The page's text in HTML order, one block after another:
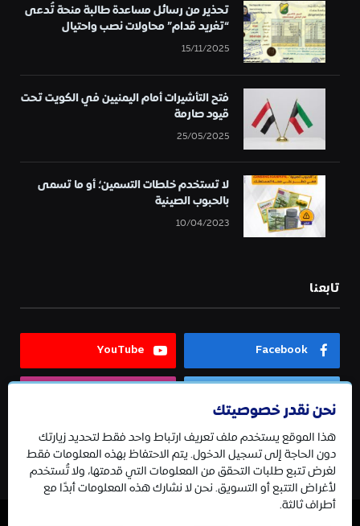
تحذير من رسائل مساعدة طالبة منحة تُدعى
“تغريد قدام” محاولات نصب واحتيال
15/11/2025
فتح التأشيرات أمام اليمنيين في الكويت تحت
قيود صارمة
25/05/2025
لا تستخدم خلطات التسمين؛ أو ما تسمى
بالحبوب الصينية
10/04/2023
تابعنا
Facebook
YouTube
Telegram
نحن نقدر خصوصيتك
هذا الموقع يستخدم ملف تعريف ارتباط واحد فقط لتحديد زيارتك
دون الحاجة إلى تسجيل الدخول. يتم الاحتفاظ بهذه المعلومات فقط
لغرض تتبع طلبات التحقق من المعلومات التي قدمتها، ولا تُستخدم
لأغراض التتبع أو التسويق. نحن لا نشارك هذه المعلومات أبدًا مع
أطراف ثالثة.